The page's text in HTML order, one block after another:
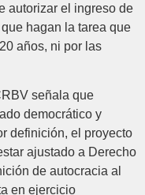
autorizar el ingreso de
hagan la tarea que
años, ni por las
señala que
democrático y
definición, el proyecto
ajustado a Derecho
de autocracia al
en ejercicio